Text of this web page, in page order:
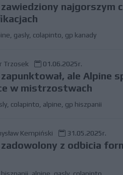
najgorszym
gasly colapinto gp kanady
Trzosek 01.06.2025r.
ale Alpine
w mistrzostwach
colapinto alpine gp hiszpanii
Kempiński 31.05.2025r.
z odbicia